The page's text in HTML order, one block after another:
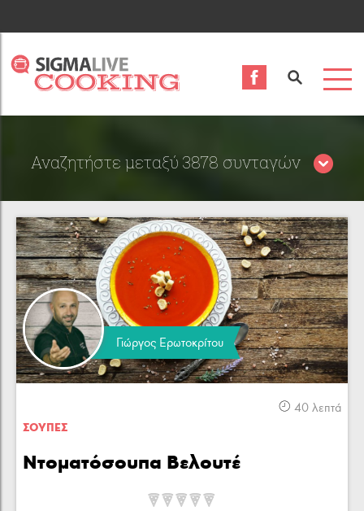
Αναζητήστε μεταξύ 3878 συνταγών
Περιορίστε τα αποτελέσματα αναζήτησης επιλέγοντας
κατηγορίες:
Θαλασσινά
Γιώργος Ερωτοκρίτου
40 λεπτά
ΣΟΥΠΕΣ
Ντοµατόσουπα Βελουτέ